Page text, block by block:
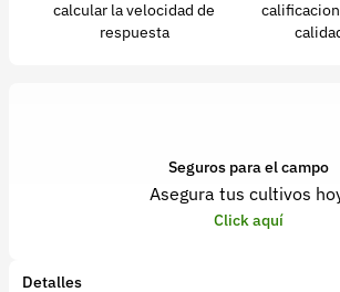
calcular la velocidad de
respuesta
Seguros para el campo
Asegura tus cultivos
Click aquí
Detalles